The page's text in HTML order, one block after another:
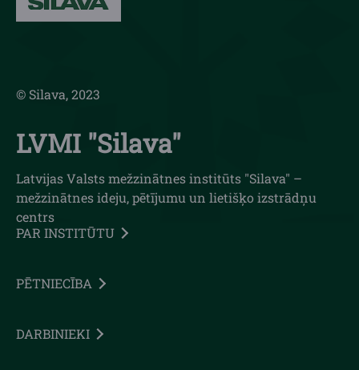
© Silava, 2023
LVMI "Silava"
Latvijas Valsts mežzinātnes institūts "Silava" –
mežzinātnes ideju, pētījumu un lietišķo izstrādņu
centrs
PAR INSTITŪTU
PĒTNIECĪBA
DARBINIEKI